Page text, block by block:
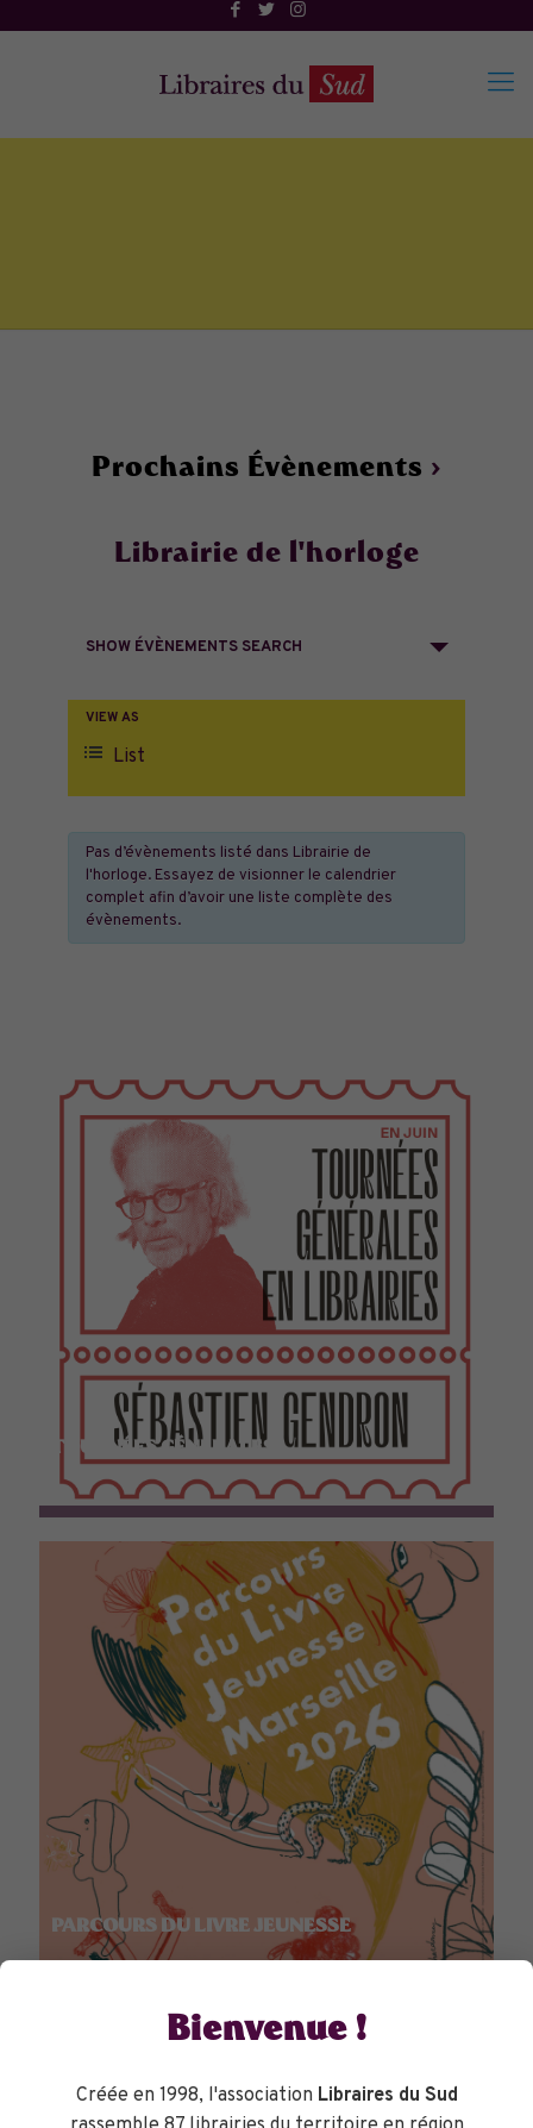
Prochains Évènements ›
Librairie de l'horloge
Recherche
et
navigation
de
vues
Évènements
SHOW ÉVÈNEMENTS SEARCH
Navigation
de
vues
Évènement
VIEW AS
List
Pas d’évènements listé dans Librairie de
l'horloge. Essayez de visionner le calendrier
complet afin d’avoir une liste complète des
évènements.
TOURNÉES GÉNÉRALES
PARCOURS DU LIVRE JEUNESSE
Bienvenue !
Créée en 1998, l'association Libraires du Sud